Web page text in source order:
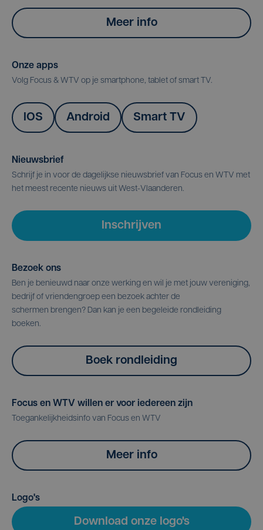
Meer info
Onze apps
Volg Focus & WTV op je smartphone, tablet of smart TV.
IOS Android Smart TV
Nieuwsbrief
Schrijf je in voor de dagelijkse nieuwsbrief van Focus en WTV met
het meest recente nieuws uit West-Vlaanderen.
Inschrijven
Bezoek ons
Ben je benieuwd naar onze werking en wil je met jouw vereniging,
bedrijf of vriendengroep een bezoek achter de
schermen brengen? Dan kan je een begeleide rondleiding
boeken.
Boek rondleiding
Focus en WTV willen er voor iedereen zijn
Toegankelijkheidsinfo van Focus en WTV
Meer info
Logo's
Download onze logo's